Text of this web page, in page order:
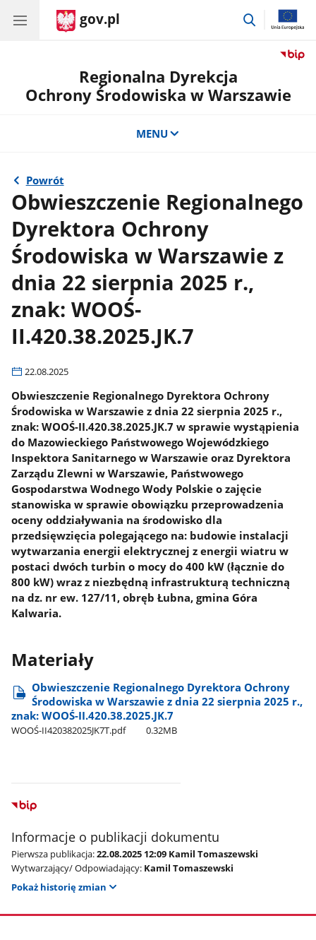
gov.pl
przejdź
Regionalna Dyrekcja
Ochrony Środowiska w Warszawie
MENU
Powrót
Obwieszczenie Regionalnego
Dyrektora Ochrony
Środowiska w Warszawie z
dnia 22 sierpnia 2025 r.,
znak: WOOŚ-
II.420.38.2025.JK.7
22.08.2025
Obwieszczenie Regionalnego Dyrektora Ochrony
Środowiska w Warszawie z dnia 22 sierpnia 2025 r.,
znak: WOOŚ-II.420.38.2025.JK.7 w sprawie wystąpienia
do Mazowieckiego Państwowego Wojewódzkiego
Inspektora Sanitarnego w Warszawie oraz Dyrektora
Zarządu Zlewni w Warszawie, Państwowego
Gospodarstwa Wodnego Wody Polskie o zajęcie
stanowiska w sprawie obowiązku przeprowadzenia
oceny oddziaływania na środowisko dla
przedsięwzięcia polegającego na: budowie instalacji
wytwarzania energii elektrycznej z energii wiatru w
postaci dwóch turbin o mocy do 400 kW (łącznie do
800 kW) wraz z niezbędną infrastrukturą techniczną
na dz. nr ew. 127/11, obręb Łubna, gmina Góra
Kalwaria.
Materiały
Obwieszczenie Regionalnego Dyrektora Ochrony
Środowiska w Warszawie z dnia 22 sierpnia 2025 r.,
znak: WOOŚ-II.420.38.2025.JK.7
WOOŚ-II420382025JK7T.pdf 0.32MB
Informacje o publikacji dokumentu
Pierwsza publikacja:22.08.2025 12:09 Kamil Tomaszewski
Wytwarzający/ Odpowiadający: Kamil Tomaszewski
Pokaż historię zmian